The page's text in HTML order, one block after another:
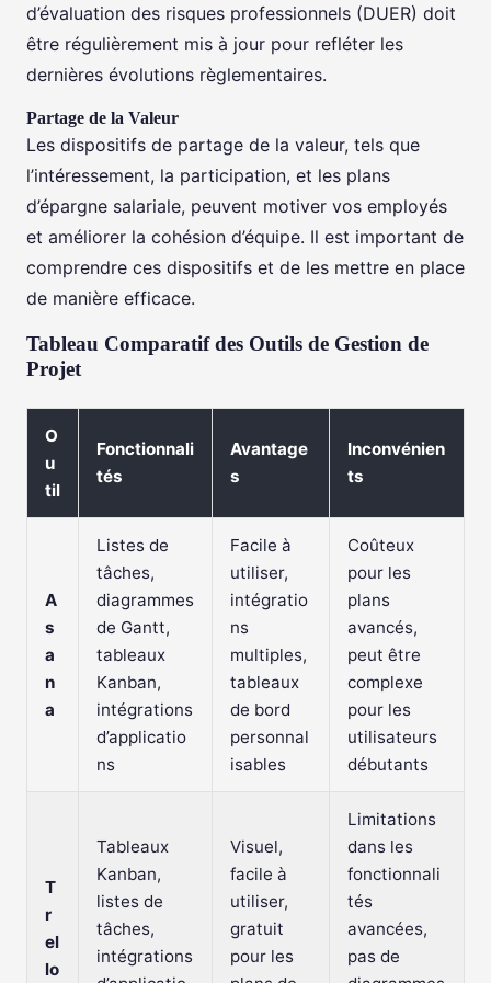
d’évaluation des risques professionnels (DUER) doit
être régulièrement mis à jour pour refléter les
dernières évolutions règlementaires.
Partage de la Valeur
Les dispositifs de partage de la valeur, tels que
l’intéressement, la participation, et les plans
d’épargne salariale, peuvent motiver vos employés
et améliorer la cohésion d’équipe. Il est important de
comprendre ces dispositifs et de les mettre en place
de manière efficace.
Tableau Comparatif des Outils de Gestion de
Projet
O
u
til
Fonctionnali
tés
Avantage
s
Inconvénien
ts
A
s
a
n
a
Listes de
tâches,
diagrammes
de Gantt,
tableaux
Kanban,
intégrations
d’applicatio
ns
Facile à
utiliser,
intégratio
ns
multiples,
tableaux
de bord
personnal
isables
Coûteux
pour les
plans
avancés,
peut être
complexe
pour les
utilisateurs
débutants
T
r
el
lo
Tableaux
Kanban,
listes de
tâches,
intégrations
Visuel,
facile à
utiliser,
gratuit
pour les
Limitations
dans les
fonctionnali
tés
avancées,
pas de